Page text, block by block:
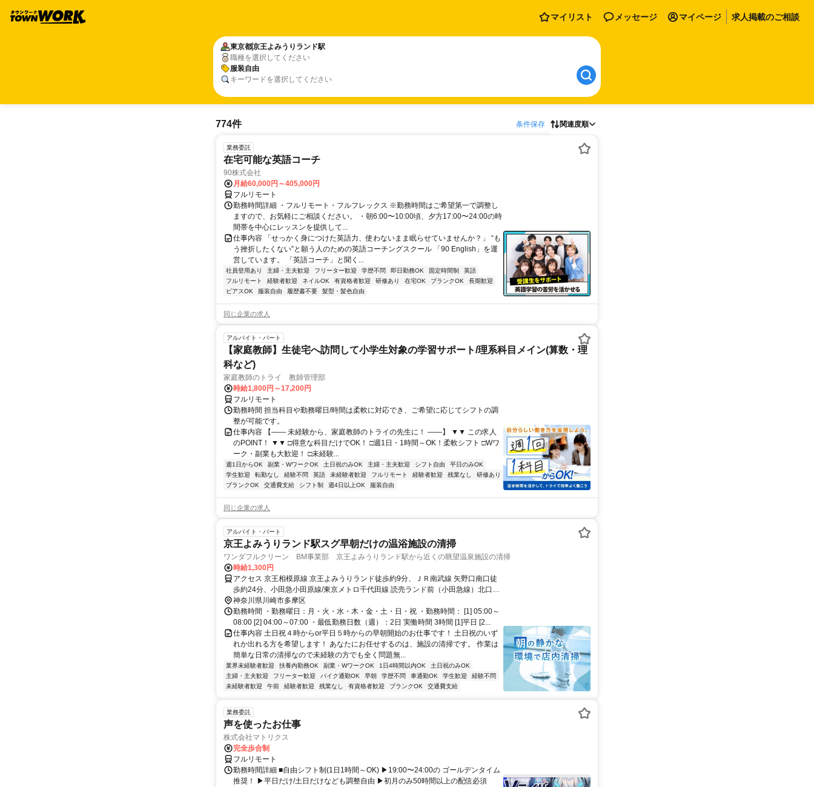
マイリスト メッセージ マイページ 求人掲載のご相談
東京都京王よみうりランド駅
職種を選択してください
服装自由
キーワードを選択してください
774件 条件保存 関連度順
業務委託
在宅可能な英語コーチ
90株式会社
月給60,000円～405,000円
フルリモート
勤務時間詳細 ・フルリモート・フルフレックス ※勤務時間はご希望第一で調整し
ますので、お気軽にご相談ください。 ・朝6:00〜10:00頃、夕方17:00〜24:00の時
間帯を中心にレッスンを提供して...
仕事内容 「せっかく身につけた英語力、使わないまま眠らせていませんか？」 “も
う挫折したくない”と願う人のための英語コーチングスクール 「90 English」を運
営しています。 「英語コーチ」と聞く...
社員登用あり 主婦・主夫歓迎 フリーター歓迎 学歴不問 即日勤務OK 固定時間制
英語
フルリモート
経験者歓迎 ネイルOK 有資格者歓迎 研修あり 在宅OK ブランクOK
長期歓迎
ピアスOK
服装自由 履歴書不要 髪型・髪色自由
同じ企業の求人
アルバイト・パート
【家庭教師】生徒宅へ訪問して小学生対象の学習サポート/理系科目メイン(算数・理
科など)
家庭教師のトライ 教師管理部
時給1,800円～17,200円
フルリモート
勤務時間 担当科目や勤務曜日/時間は柔軟に対応でき、ご希望に応じてシフトの調
整が可能です。
仕事内容 【―― 未経験から、家庭教師のトライの先生に！ ――】 ▼▼ この求人
のPOINT！ ▼▼ □得意な科目だけでOK！ □週1日・1時間～OK！柔軟シフト □Wワ
ーク・副業も大歓迎！ □未経験...
週1日からOK 副業・WワークOK 土日祝のみOK 主婦・主夫歓迎 シフト自由
平日のみOK
学生歓迎
転勤なし 経験不問 英語 未経験者歓迎 フルリモート 経験者歓迎 残業なし
研修あり
ブランクOK
交通費支給 シフト制 週4日以上OK 服装自由
同じ企業の求人
アルバイト・パート
京王よみうりランド駅スグ早朝だけの温浴施設の清掃
ワンダフルクリーン BM事業部 京王よみうりランド駅から近くの眺望温泉施設の清掃
時給1,300円
アクセス 京王相模原線 京王よみうりランド徒歩約9分、ＪＲ南武線 矢野口南口徒
歩約24分、小田急小田原線/東京メトロ千代田線 読売ランド前（小田急線）北口徒
歩約29分
神奈川県川崎市多摩区
勤務時間 ・勤務曜日：月・火・水・木・金・土・日・祝 ・勤務時間： [1] 05:00～
08:00 [2] 04:00～07:00 ・最低勤務日数（週）：2日 実働時間 3時間 [1]平日 [2...
仕事内容 土日祝４時からor平日５時からの早朝開始のお仕事です！ 土日祝のいず
れか出れる方を希望します！ あなたにお任せするのは、施設の清掃です。 作業は
簡単な日常の清掃なので未経験の方でも全く問題無...
業界未経験者歓迎 扶養内勤務OK 副業・WワークOK 1日4時間以内OK
土日祝のみOK
主婦・主夫歓迎
フリーター歓迎 バイク通勤OK 早朝 学歴不問 車通勤OK 学生歓迎
経験不問
未経験者歓迎
午前 経験者歓迎 残業なし 有資格者歓迎 ブランクOK 交通費支給
業務委託
声を使ったお仕事
株式会社マトリクス
完全歩合制
フルリモート
勤務時間詳細 ■自由シフト制(1日1時間～OK) ▶19:00〜24:00の ゴールデンタイム
推奨！ ▶平日だけ/土日だけなども調整自由 ▶初月のみ50時間以上の配信必須